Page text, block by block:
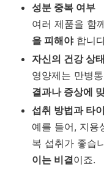
성분 중복 여부
여러 제품을 함
을 피해야합니
자신의 건강 상
영양제는 만병
결과나 증상에
섭취 방법과 타
예를 들어, 지용
복 섭취가 좋습
이는 비결이죠.